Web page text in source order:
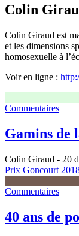
Colin
Colin Giraud est
et les dimensions
homosexuelle à
Voir en ligne :
Commentaires
Gamins de
Colin Giraud - 20
Prix Goncourt
Commentaires
40 ans de